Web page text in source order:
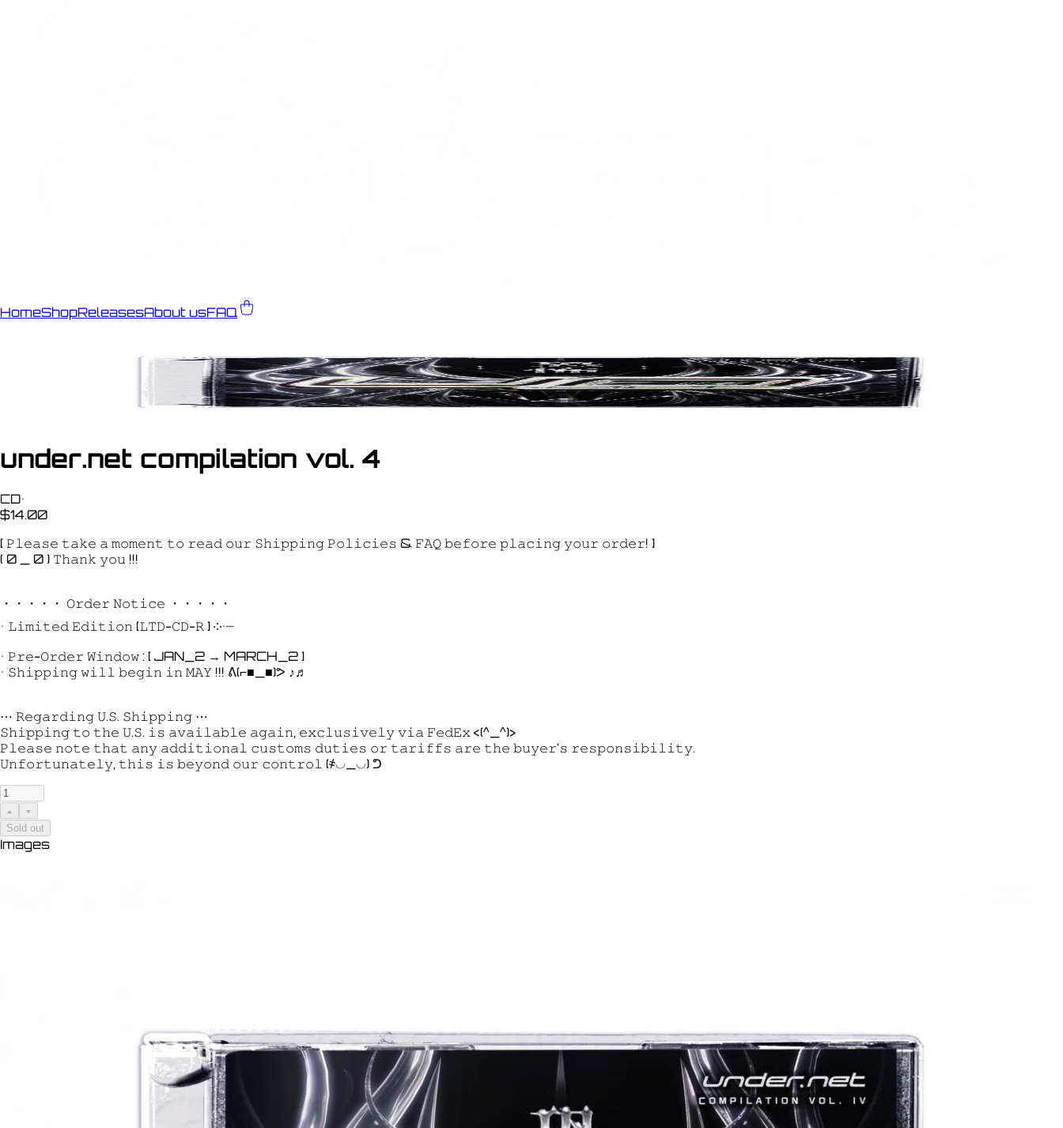
HomeShopReleasesAbout usFAQ
under.net compilation vol. 4
CD•
$14.00
[ 𝙿𝚕𝚎𝚊𝚜𝚎 𝚝𝚊𝚔𝚎 𝚊 𝚖𝚘𝚖𝚎𝚗𝚝 𝚝𝚘 𝚛𝚎𝚊𝚍 𝚘𝚞𝚛 𝚂𝚑𝚒𝚙𝚙𝚒𝚗𝚐 𝙿𝚘𝚕𝚒𝚌𝚒𝚎𝚜 & 𝙵𝙰𝚀 𝚋𝚎𝚏𝚘𝚛𝚎 𝚙𝚕𝚊𝚌𝚒𝚗𝚐 𝚢𝚘𝚞𝚛 𝚘𝚛𝚍𝚎𝚛! ]
( 0 _ 0 ) 𝚃𝚑𝚊𝚗𝚔 𝚢𝚘𝚞 !!!
・・・・・ 𝙾𝚛𝚍𝚎𝚛 𝙽𝚘𝚝𝚒𝚌𝚎 ・・・・・
• 𝙻𝚒𝚖𝚒𝚝𝚎𝚍 𝙴𝚍𝚒𝚝𝚒𝚘𝚗 [𝙻𝚃𝙳-𝙲𝙳-𝚁 ] ༶•┈
• 𝙿𝚛𝚎-𝙾𝚛𝚍𝚎𝚛 𝚆𝚒𝚗𝚍𝚘𝚠 : [ JAN_2 → MARCH_2 ]
• 𝚂𝚑𝚒𝚙𝚙𝚒𝚗𝚐 𝚠𝚒𝚕𝚕 𝚋𝚎𝚐𝚒𝚗 𝚒𝚗 𝙼𝙰𝚈 !!! ᕕ(⌐■_■)ᕗ ♪♬
⋯ 𝚁𝚎𝚐𝚊𝚛𝚍𝚒𝚗𝚐 𝚄.𝚂. 𝚂𝚑𝚒𝚙𝚙𝚒𝚗𝚐 ⋯
𝚂𝚑𝚒𝚙𝚙𝚒𝚗𝚐 𝚝𝚘 𝚝𝚑𝚎 𝚄.𝚂. 𝚒𝚜 𝚊𝚟𝚊𝚒𝚕𝚊𝚋𝚕𝚎 𝚊𝚐𝚊𝚒𝚗, 𝚎𝚡𝚌𝚕𝚞𝚜𝚒𝚟𝚎𝚕𝚢 𝚟𝚒𝚊 𝙵𝚎𝚍𝙴𝚡 <(^_^)>
𝙿𝚕𝚎𝚊𝚜𝚎 𝚗𝚘𝚝𝚎 𝚝𝚑𝚊𝚝 𝚊𝚗𝚢 𝚊𝚍𝚍𝚒𝚝𝚒𝚘𝚗𝚊𝚕 𝚌𝚞𝚜𝚝𝚘𝚖𝚜 𝚍𝚞𝚝𝚒𝚎𝚜 𝚘𝚛 𝚝𝚊𝚛𝚒𝚏𝚏𝚜 𝚊𝚛𝚎 𝚝𝚑𝚎 𝚋𝚞𝚢𝚎𝚛’𝚜 𝚛𝚎𝚜𝚙𝚘𝚗𝚜𝚒𝚋𝚒𝚕𝚒𝚝𝚢.
𝚄𝚗𝚏𝚘𝚛𝚝𝚞𝚗𝚊𝚝𝚎𝚕𝚢, 𝚝𝚑𝚒𝚜 𝚒𝚜 𝚋𝚎𝚢𝚘𝚗𝚍 𝚘𝚞𝚛 𝚌𝚘𝚗𝚝𝚛𝚘𝚕 (҂◡_◡) ᕤ
Sold out
Images